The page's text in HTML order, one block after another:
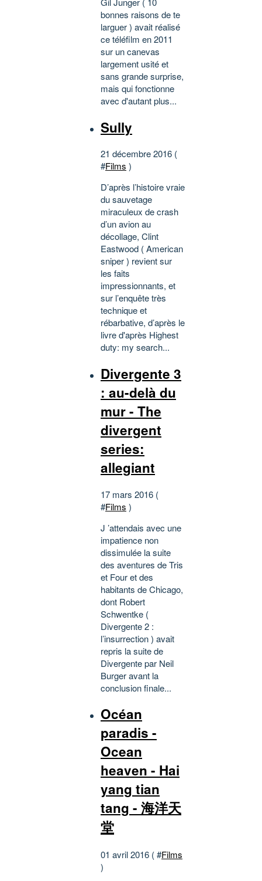
bonnes raisons de te
larguer ) avait réalisé
ce téléfilm en 2011
sur un canevas
largement usité et
sans grande surprise,
mais qui fonctionne
avec d'autant plus...
Sully
21 décembre 2016 (
#Films )
D’après l’histoire vraie
du sauvetage
miraculeux de crash
d’un avion au
décollage, Clint
Eastwood ( American
sniper ) revient sur
les faits
impressionnants, et
sur l’enquête très
technique et
rébarbative, d’après le
livre d'après Highest
duty: my search...
Divergente 3
: au-delà du
mur - The
divergent
series:
allegiant
17 mars 2016 (
#Films )
J ’attendais avec une
impatience non
dissimulée la suite
des aventures de Tris
et Four et des
habitants de Chicago,
dont Robert
Schwentke (
Divergente 2 :
l’insurrection ) avait
repris la suite de
Divergente par Neil
Burger avant la
conclusion finale...
Océan
paradis -
Ocean
heaven - Hai
yang tian
tang - 海洋天
堂
01 avril 2016 ( #Films
)